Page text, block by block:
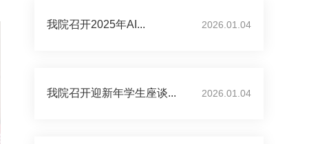
我院召开2025年AI... 2026.01.04
我院召开迎新年学生座谈... 2026.01.04